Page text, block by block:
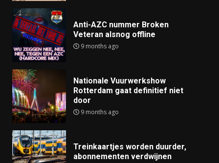
Anti-AZC nummer Broken
Veteran alsnog offline
9 months ago
Nationale Vuurwerkshow
Rotterdam gaat definitief niet
door
9 months ago
Treinkaartjes worden duurder,
abonnementen verdwijnen